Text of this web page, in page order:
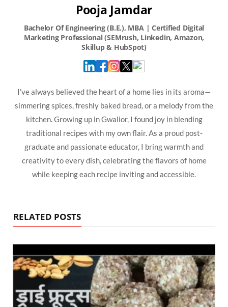
Pooja Jamdar
I’ve always believed the heart of a home lies in its aroma—
simmering spices, freshly baked bread, or a melody from the
kitchen. Growing up in Gwalior, I found joy in blending
traditional recipes with my own flair. As a proud post-
graduate and passionate educator, I bring warmth and
creativity to every dish, celebrating the flavors of home
while keeping each recipe inviting and accessible.
RELATED POSTS